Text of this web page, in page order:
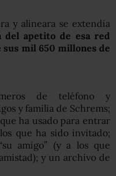
y alineara se extendía
del apetito de esa red
sus mil 650 millones de
de teléfono y
y familia de Schrems;
ha usado para entrar
que ha sido invitado;
amigo” (y a los que
y un archivo de